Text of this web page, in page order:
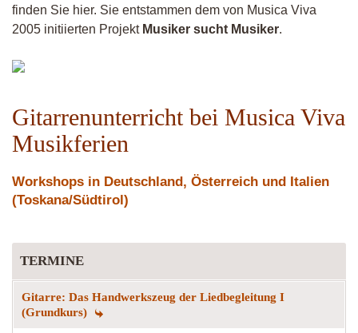
finden Sie hier. Sie entstammen dem von Musica Viva
2005 initiierten Projekt Musiker sucht Musiker.
Gitarrenunterricht bei Musica Viva
Musikferien
Workshops in Deutschland, Österreich und Italien
(Toskana/Südtirol)
TERMINE
Gitarre: Das Handwerkszeug der Liedbegleitung I
(Grundkurs)